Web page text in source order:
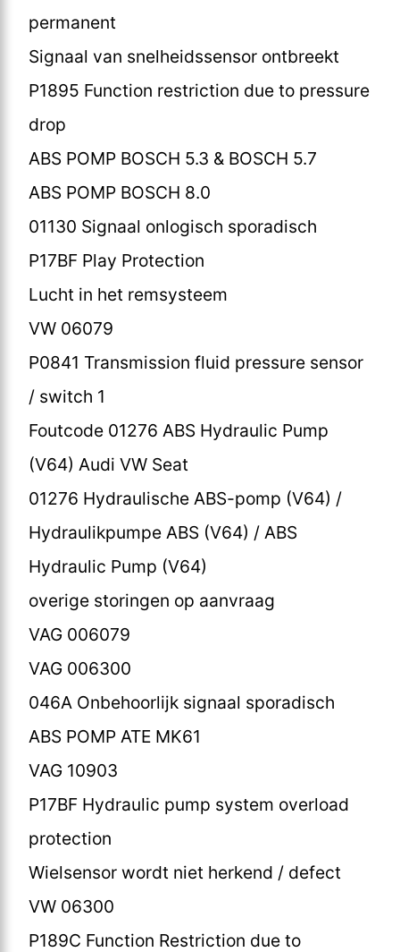
permanent
Signaal van snelheidssensor ontbreekt
P1895 Function restriction due to pressure
drop
ABS POMP BOSCH 5.3 & BOSCH 5.7
ABS POMP BOSCH 8.0
01130 Signaal onlogisch sporadisch
P17BF Play Protection
Lucht in het remsysteem
VW 06079
P0841 Transmission fluid pressure sensor
/ switch 1
Foutcode 01276 ABS Hydraulic Pump
(V64) Audi VW Seat
01276 Hydraulische ABS-pomp (V64) /
Hydraulikpumpe ABS (V64) / ABS
Hydraulic Pump (V64)
overige storingen op aanvraag
VAG 006079
VAG 006300
046A Onbehoorlijk signaal sporadisch
ABS POMP ATE MK61
VAG 10903
P17BF Hydraulic pump system overload
protection
Wielsensor wordt niet herkend / defect
VW 06300
P189C Function Restriction due to